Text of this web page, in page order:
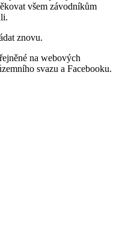
všem závodníkům
znovu.
na webových
svazu a Facebooku.